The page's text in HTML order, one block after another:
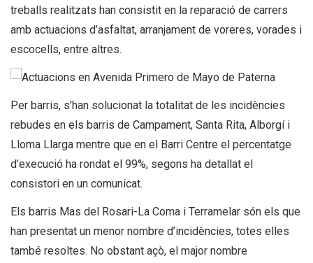
treballs realitzats han consistit en la reparació de carrers
amb actuacions d’asfaltat, arranjament de voreres, vorades i
escocells, entre altres.
Per barris, s’han solucionat la totalitat de les incidències
rebudes en els barris de Campament, Santa Rita, Alborgí i
Lloma Llarga mentre que en el Barri Centre el percentatge
d’execució ha rondat el 99%, segons ha detallat el
consistori en un comunicat.
Els barris Mas del Rosari-La Coma i Terramelar són els que
han presentat un menor nombre d’incidències, totes elles
també resoltes. No obstant açò, el major nombre